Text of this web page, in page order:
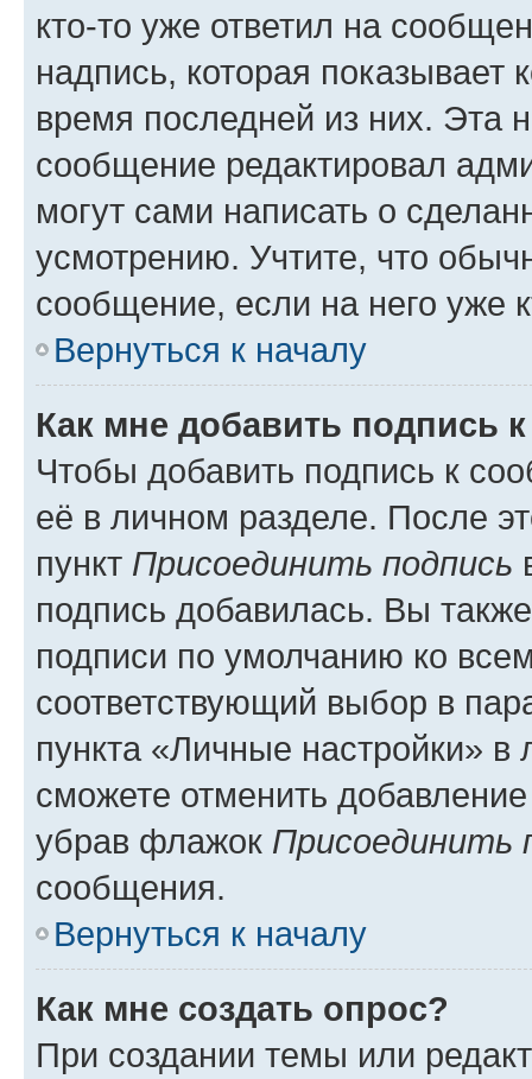
кто-то уже ответил на
надпись, которая показывает
время последней из них. Эта
сообщение редактировал
могут сами написать о
усмотрению. Учтите, что
сообщение, если на него уже
Вернуться к началу
Как мне добавить подпись
Чтобы добавить подпись к
её в личном разделе. После
пункт Присоединить подпись
подпись добавилась. Вы
подписи по умолчанию ко
соответствующий выбор в
пункта «Личные настройки»
сможете отменить
убрав флажок Присоединить
сообщения.
Вернуться к началу
Как мне создать опрос?
При создании темы или